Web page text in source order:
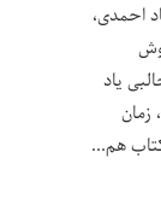
احمدی،
یاد
زمان
هم